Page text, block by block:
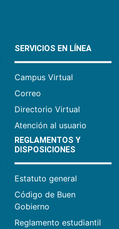
SERVICIOS EN LÍNEA
Campus Virtual
Correo
Directorio Virtual
Atención al usuario
REGLAMENTOS Y
DISPOSICIONES
Estatuto general
Código de Buen
Gobierno
Reglamento estudiantil